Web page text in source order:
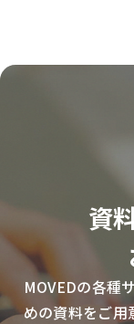
資
MOVEDの各種
めの資料をご用